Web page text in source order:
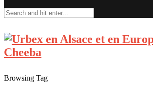
Browsing Tag